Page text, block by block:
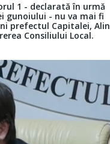
1 - declarată în urmă
gunoiului - nu va mai fi
prefectul Capitalei, Alin
Consiliului Local.